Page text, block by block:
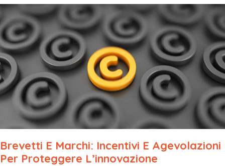
Brevetti E Marchi: Incentivi E Agevolazioni
Per Proteggere L’innovazione